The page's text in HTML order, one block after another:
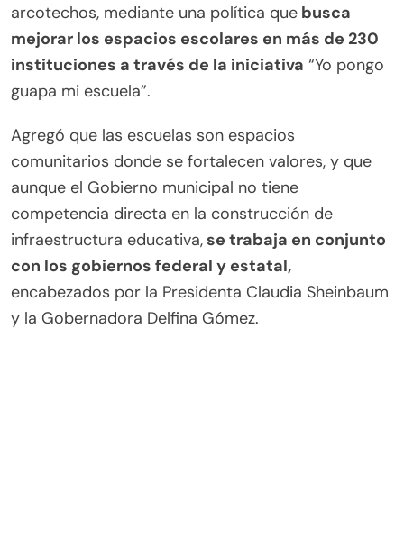
arcotechos, mediante una política que busca
mejorar los espacios escolares en más de 230
instituciones a través de la iniciativa “Yo pongo
guapa mi escuela”.
Agregó que las escuelas son espacios
comunitarios donde se fortalecen valores, y que
aunque el Gobierno municipal no tiene
competencia directa en la construcción de
infraestructura educativa,se trabaja en conjunto
con los gobiernos federal y estatal,
encabezados por la Presidenta Claudia Sheinbaum
y la Gobernadora Delfina Gómez.